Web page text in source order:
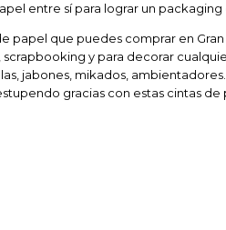
entre sí para lograr un
papel que puedes comprar en
y para decorar
jabones, mikados,
gracias con estas cintas de